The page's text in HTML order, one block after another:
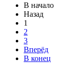
В начало
Назад
1
2
3
Вперёд
В конец